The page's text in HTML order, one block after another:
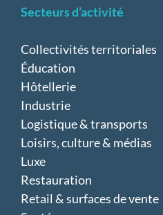
Secteurs d’activité
Collectivités territoriales
Éducation
Hôtellerie
Industrie
Logistique & transports
Loisirs, culture & médias
Luxe
Restauration
Retail & surfaces de vente